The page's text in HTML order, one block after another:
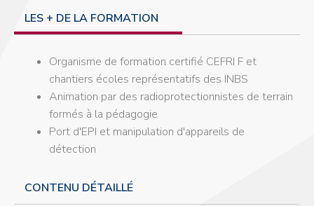
LES + DE LA FORMATION
Organisme de formation certifié CEFRI F et
chantiers écoles représentatifs des INBS
Animation par des radioprotectionnistes de terrain
formés à la pédagogie
Port d'EPI et manipulation d'appareils de
détection
CONTENU DÉTAILLÉ